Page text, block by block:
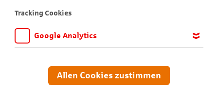
aktiviert sein.
Tracking Cookies
Google Analytics
anpassen und verbessern können. Aus diesem Grund nutzen wir
Google Analytics. Dieses Werkzeug erfasst die Seitenaufrufe zu
Allen Cookies zustimmen